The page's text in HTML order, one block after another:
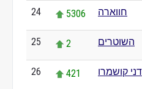
24 5306 חווארה
25 2 השוטרים
26 421 דני קושמרו